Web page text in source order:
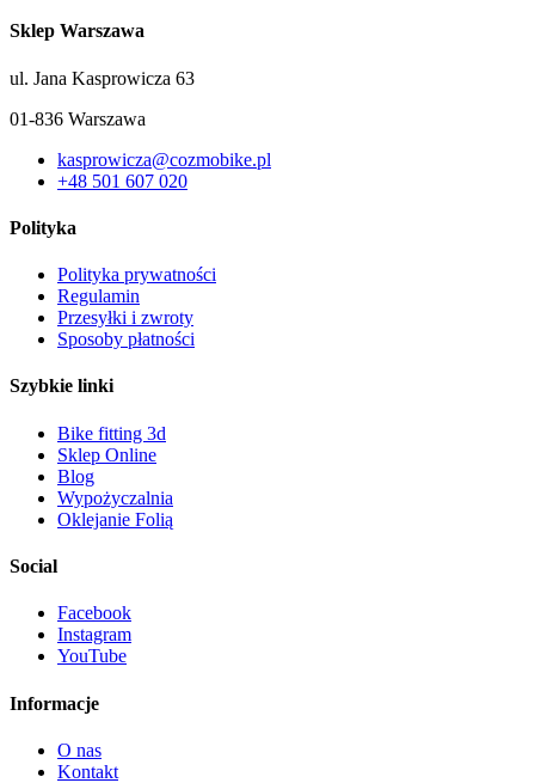
Sklep Warszawa
ul. Jana Kasprowicza 63
01-836 Warszawa
kasprowicza@cozmobike.pl
+48 501 607 020
Polityka
Polityka prywatności
Regulamin
Przesyłki i zwroty
Sposoby płatności
Szybkie linki
Bike fitting 3d
Sklep Online
Blog
Wypożyczalnia
Oklejanie Folią
Social
Facebook
Instagram
YouTube
Informacje
O nas
Kontakt